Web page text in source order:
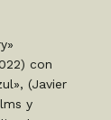
con
(Javier
y